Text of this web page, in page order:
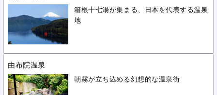
箱根十七湯が集まる、日本を代表する温泉
地
由布院温泉
朝霧が立ち込める幻想的な温泉街